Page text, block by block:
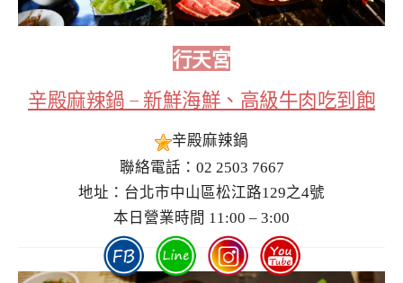
行天宮
辛殿麻辣鍋 – 新鮮海鮮、高級牛肉吃到飽
辛殿麻辣鍋
聯絡電話：02 2503 7667
地址：台北市中山區松江路129之4號
本日營業時間 11:00 – 3:00